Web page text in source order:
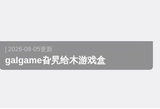
| 2026-08-05更新
galgame旮旯给木游戏盒